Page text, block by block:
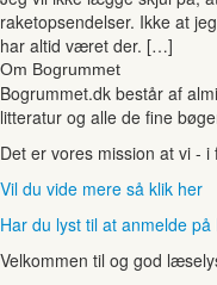
raketopsendelser. Ikke at
har altid været der. […]
Om Bogrummet
Bogrummet.dk består af
litteratur og alle de fine
Det er vores mission at vi -
Vil du vide mere så klik her
Har du lyst til at anmelde
Velkommen til og god